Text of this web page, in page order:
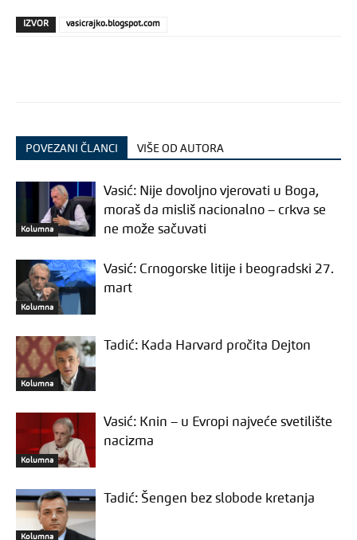
IZVOR vasicrajko.blogspot.com
POVEZANI ČLANCI VIŠE OD AUTORA
Kolumna
Vasić: Nije dovoljno vjerovati u Boga,
moraš da misliš nacionalno – crkva se
ne može sačuvati
Kolumna
Vasić: Crnogorske litije i beogradski 27.
mart
Kolumna
Tadić: Kada Harvard pročita Dejton
Kolumna
Vasić: Knin – u Evropi najveće svetilište
nacizma
Kolumna
Tadić: Šengen bez slobode kretanja